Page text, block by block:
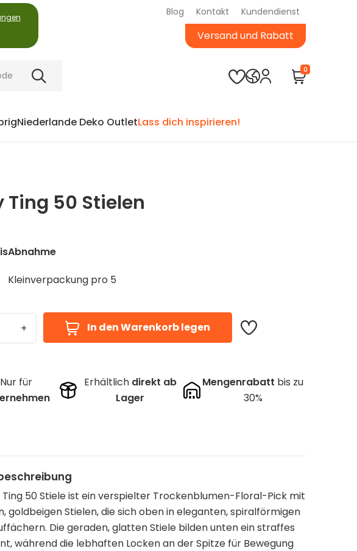
Blog Kontakt Kundendienst
Versand und Rabatt
0
Niederlande Deko OutletLass dich inspirieren!
Ting 50 Stielen
Abnahme
Kleinverpackung pro 5
In den Warenkorb legen
Nur für
Erhältlich direkt ab
Lager
Mengenrabatt bis zu
30%
Ting 50 Stiele ist ein verspielter Trockenblumen-Floral-Pick mit
goldbeigen Stielen, die sich oben in eleganten, spiralförmigen
Die geraden, glatten Stiele bilden unten ein straffes
während die lebhaften Locken an der Spitze für Bewegung